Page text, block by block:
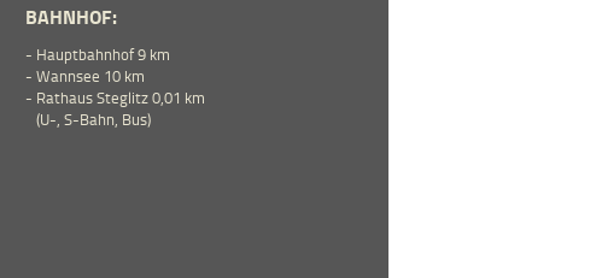
BAHNHOF:
- Hauptbahnhof 9 km
- Wannsee 10 km
- Rathaus Steglitz 0,01 km
(U-, S-Bahn, Bus)